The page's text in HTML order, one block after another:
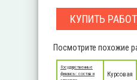
КУПИТЬ
Посмотрите похожие
Государственные
финансы: состав и
Курсовая